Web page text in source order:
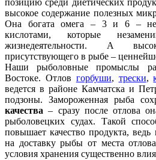
позицию среди диетических
высокое содержание полезных
Она богата омега – 3 и 6 –
кислотами, которые
жизнедеятельности. А
присутствующего в рыбе –
Наши рыболовные промыслы
Востоке. Отлов горбуши, трески,
ведется в районе Камчатска и
подзоны. Замороженная рыба
качества – сразу после отлова
рыболовецких судах. Такой
повышает качество продукта, ведь
на доставку рыбы от места
условия хранения существенно